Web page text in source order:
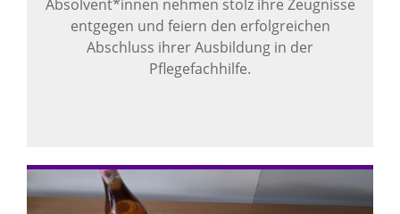
Absolvent*innen nehmen stolz ihre Zeugnisse
entgegen und feiern den erfolgreichen
Abschluss ihrer Ausbildung in der
Pflegefachhilfe.